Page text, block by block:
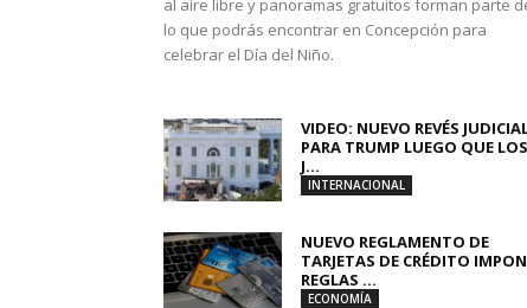
al aire libre y panoramas gratuitos forman parte
lo que podrás encontrar en Concepción para
celebrar el Día del Niño.
VIDEO: NUEVO REVÉS
PARA TRUMP LUEGO QUE LOS
J...
INTERNACIONAL
NUEVO REGLAMENTO DE
TARJETAS DE CRÉDITO
REGLAS ...
ECONOMÍA